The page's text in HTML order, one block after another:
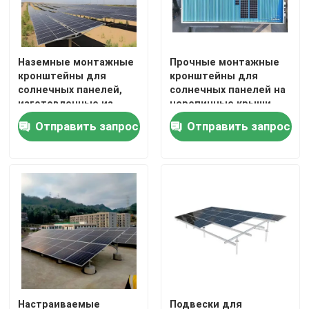
Металлические водосточные желоба
Оцинкованный кабельный лоток
Нескользящая стальная пластина
Наземные монтажные
кронштейны для
солнечных панелей,
изготовленные из
оцинкованной стали,
обеспечивают
коррозионную
долговечную
поддержку
фотоэлектрических
модулей.
Отправить запрос
Прочные монтажные
кронштейны для
солнечных панелей на
черепичные крыши,
изготовленные из
анодированного
алюминия и
Отправить запрос
Настраиваемые Подвески для